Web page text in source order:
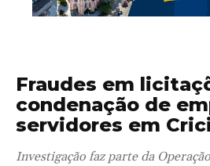
Fraudes em
condenação de
servidores em
Investigação faz parte da